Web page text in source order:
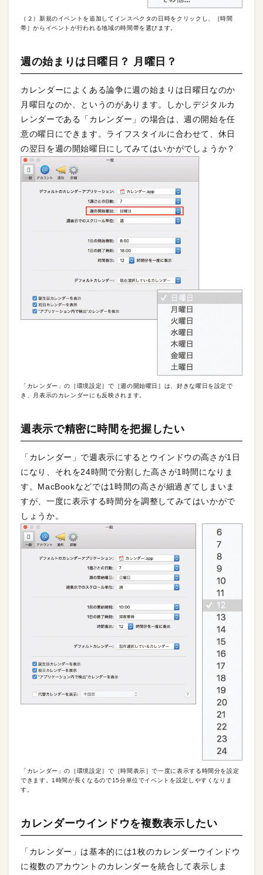
（２）新規のイベントを追加してインスペクタの日時をクリックし、［時間
帯］からイベントが行われる地域の時間帯を選びます。
週の始まりは日曜日？ 月曜日？
カレンダーによくある論争に週の始まりは日曜日なのか
月曜日なのか、というのがあります。しかしデジタルカ
レンダーである「カレンダー」の場合は、週の開始を任
意の曜日にできます。ライフスタイルに合わせて、休日
の翌日を週の開始曜日にしてみてはいかがでしょうか？
「カレンダー」の［環境設定］で［週の開始曜日］は、好きな曜日を設定で
き、月表示のカレンダーにも反映されます。
週表示で精密に時間を把握したい
「カレンダー」で週表示にするとウインドウの高さが1日
になり、それを24時間で分割した高さが1時間になりま
す。MacBookなどでは1時間の高さが細過ぎてしまいま
すが、一度に表示する時間分を調整してみてはいかがで
しょうか。
「カレンダー」の［環境設定］で［時間表示］で一度に表示する時間分を設定
できます。1時間が長くなるので15分単位でイベントを設定しやすくなりま
す。
カレンダーウインドウを複数表示したい
「カレンダー」は基本的には1枚のカレンダーウインドウ
に複数のアカウントのカレンダーを統合して表示しま